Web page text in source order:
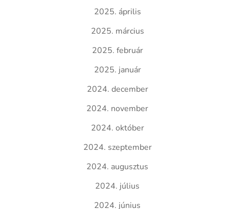
2025. április
2025. március
2025. február
2025. január
2024. december
2024. november
2024. október
2024. szeptember
2024. augusztus
2024. július
2024. június